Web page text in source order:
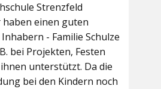
Strenzfeld
einen guten
- Familie Schulze
bei Projekten, Festen
unterstützt. Da die
bei den Kindern noch